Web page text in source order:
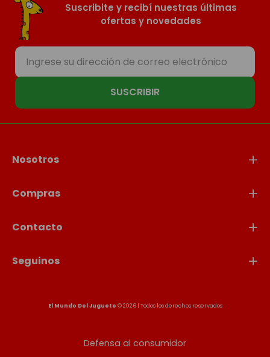
Suscribite y recibí nuestras últimas
ofertas y novedades
SUSCRIBIR
Nosotros
Compras
Contacto
Seguinos
El Mundo Del Juguete © 2026 | Todos los derechos reservados
Defensa al consumidor